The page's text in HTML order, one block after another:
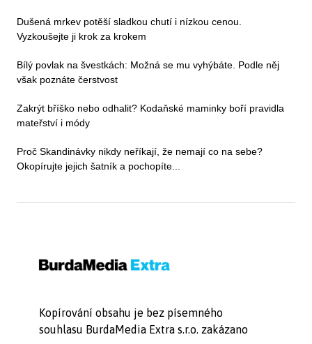
Dušená mrkev potěší sladkou chutí i nízkou cenou.
Vyzkoušejte ji krok za krokem
Bílý povlak na švestkách: Možná se mu vyhýbáte. Podle něj
však poznáte čerstvost
Zakrýt bříško nebo odhalit? Kodaňské maminky boří pravidla
mateřství i módy
Proč Skandinávky nikdy neříkají, že nemají co na sebe?
Okopírujte jejich šatník a pochopíte...
Kopírování obsahu je bez písemného
souhlasu BurdaMedia Extra s.r.o. zakázano